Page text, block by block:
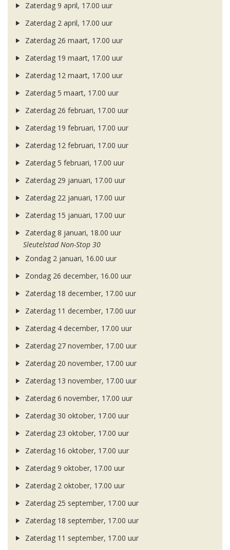
Zaterdag 9 april, 17.00 uur
Zaterdag 2 april, 17.00 uur
Zaterdag 26 maart, 17.00 uur
Zaterdag 19 maart, 17.00 uur
Zaterdag 12 maart, 17.00 uur
Zaterdag 5 maart, 17.00 uur
Zaterdag 26 februari, 17.00 uur
Zaterdag 19 februari, 17.00 uur
Zaterdag 12 februari, 17.00 uur
Zaterdag 5 februari, 17.00 uur
Zaterdag 29 januari, 17.00 uur
Zaterdag 22 januari, 17.00 uur
Zaterdag 15 januari, 17.00 uur
Zaterdag 8 januari, 18.00 uur
Sleutelstad Non-Stop 30
Zondag 2 januari, 16.00 uur
Zondag 26 december, 16.00 uur
Zaterdag 18 december, 17.00 uur
Zaterdag 11 december, 17.00 uur
Zaterdag 4 december, 17.00 uur
Zaterdag 27 november, 17.00 uur
Zaterdag 20 november, 17.00 uur
Zaterdag 13 november, 17.00 uur
Zaterdag 6 november, 17.00 uur
Zaterdag 30 oktober, 17.00 uur
Zaterdag 23 oktober, 17.00 uur
Zaterdag 16 oktober, 17.00 uur
Zaterdag 9 oktober, 17.00 uur
Zaterdag 2 oktober, 17.00 uur
Zaterdag 25 september, 17.00 uur
Zaterdag 18 september, 17.00 uur
Zaterdag 11 september, 17.00 uur